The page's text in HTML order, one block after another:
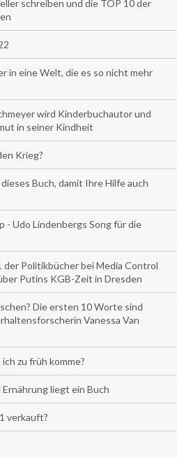
schreiben und die TOP 10 der
in eine Welt, die es so nicht mehr
wird Kinderbuchautor und
in seiner Kindheit
Krieg?
Buch, damit Ihre Hilfe auch
- Udo Lindenbergs Song für die
der Politikbücher bei Media Control
Putins KGB-Zeit in Dresden
Die ersten 10 Worte sind
Vanessa Van
zu früh komme?
liegt ein Buch
verkauft?